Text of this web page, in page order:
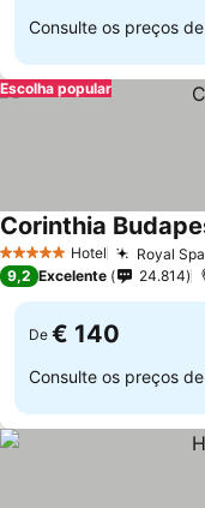
Consulte os preços de
Escolha popular
5 Estrelas Hotel Royal
Corinthia
9,2 Excelente 24.814
De € 140
Consulte os preços de